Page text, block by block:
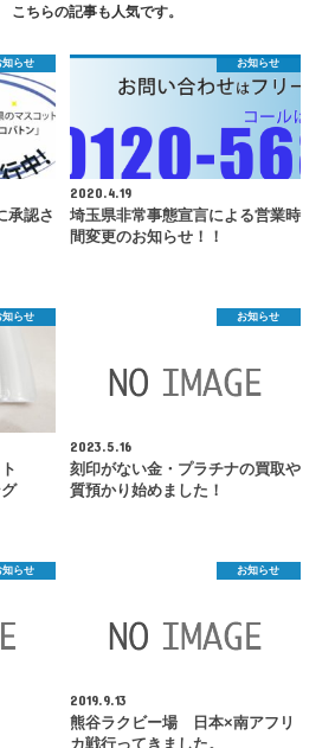
こちらの記事も人気です。
知らせ
承認さ
お知らせ
2020.4.19
埼玉県非常事態宣言による営業時
間変更のお知らせ！！
知らせ お知らせ
2023.5.16
刻印がない金・プラチナの買取や
質預かり始めました！
知らせ お知らせ
2019.9.13
熊谷ラクビー場 日本×南アフリ